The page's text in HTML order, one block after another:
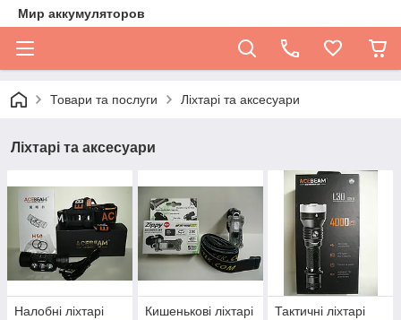
Мир аккумуляторов
Товари та послуги Ліхтарі та аксесуари
Ліхтарі та аксесуари
Налобні ліхтарі Кишенькові ліхтарі Тактичні ліхтарі